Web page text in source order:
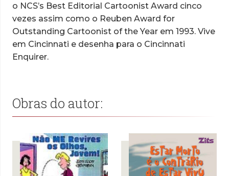
o NCS’s Best Editorial Cartoonist Award cinco
vezes assim como o Reuben Award for
Outstanding Cartoonist of the Year em 1993. Vive
em Cincinnati e desenha para o Cincinnati
Enquirer.
Obras do autor: